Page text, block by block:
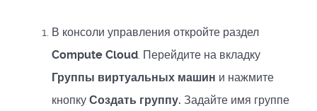
В консоли управления откройте раздел
Compute Cloud. Перейдите на вкладку
Группы виртуальных машин и нажмите
кнопку Создать группу. Задайте имя группе